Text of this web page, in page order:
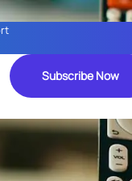
Subscribe Now